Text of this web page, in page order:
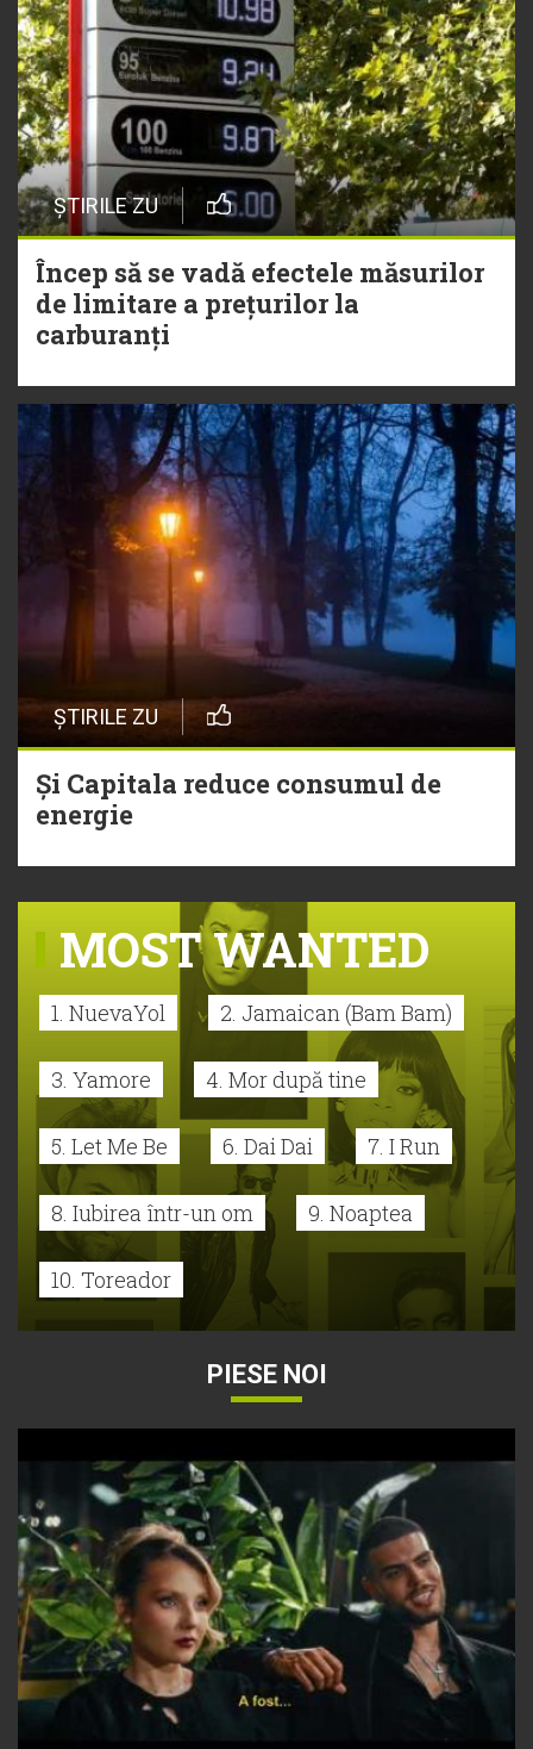
ȘTIRILE ZU
Încep să se vadă efectele măsurilor
de limitare a prețurilor la
carburanți
ȘTIRILE ZU
Și Capitala reduce consumul de
energie
MOST WANTED
1. NuevaYol 2. Jamaican (Bam Bam)
3. Yamore 4. Mor după tine
5. Let Me Be 6. Dai Dai 7. I Run
8. Iubirea într-un om 9. Noaptea
10. Toreador
PIESE NOI